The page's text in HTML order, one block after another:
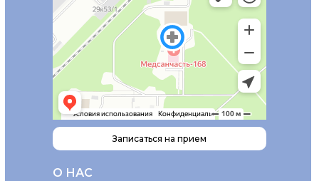
О НАС
Записаться на прием